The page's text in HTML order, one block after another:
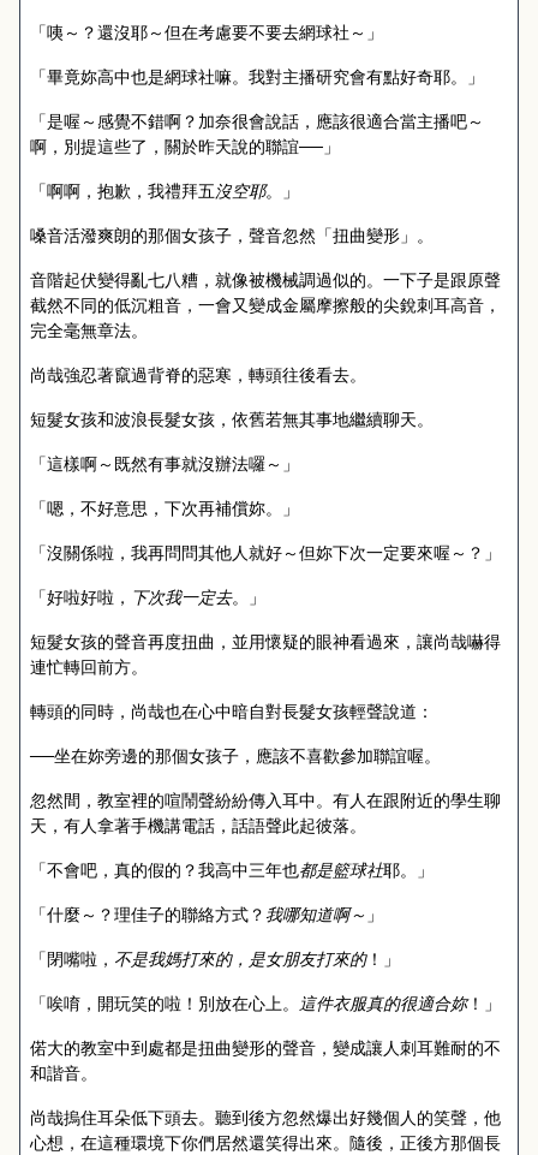
「咦～？還沒耶～但在考慮要不要去網球社～」
「畢竟妳高中也是網球社嘛。我對主播研究會有點好奇耶。」
「是喔～感覺不錯啊？加奈很會說話，應該很適合當主播吧～
啊，別提這些了，關於昨天說的聯誼──」
「啊啊，抱歉，我禮拜五沒空耶。」
嗓音活潑爽朗的那個女孩子，聲音忽然「扭曲變形」。
音階起伏變得亂七八糟，就像被機械調過似的。一下子是跟原聲
截然不同的低沉粗音，一會又變成金屬摩擦般的尖銳刺耳高音，
完全毫無章法。
尚哉強忍著竄過背脊的惡寒，轉頭往後看去。
短髮女孩和波浪長髮女孩，依舊若無其事地繼續聊天。
「這樣啊～既然有事就沒辦法囉～」
「嗯，不好意思，下次再補償妳。」
「沒關係啦，我再問問其他人就好～但妳下次一定要來喔～？」
「好啦好啦， 下次我一定去。」
短髮女孩的聲音再度扭曲，並用懷疑的眼神看過來，讓尚哉嚇得
連忙轉回前方。
轉頭的同時，尚哉也在心中暗自對長髮女孩輕聲說道：
──坐在妳旁邊的那個女孩子，應該不喜歡參加聯誼喔。
忽然間，教室裡的喧鬧聲紛紛傳入耳中。有人在跟附近的學生聊
天，有人拿著手機講電話，話語聲此起彼落。
「不會吧，真的假的？我高中三年也都是籃球社耶。」
「什麼～？理佳子的聯絡方式？ 我哪知道啊～ 」
「閉嘴啦， 不是我媽打來的，是女朋友打來的！」
「唉唷，開玩笑的啦！別放在心上。 這件衣服真的很適合妳！」
偌大的教室中到處都是扭曲變形的聲音，變成讓人刺耳難耐的不
和諧音。
尚哉摀住耳朵低下頭去。聽到後方忽然爆出好幾個人的笑聲，他
心想，在這種環境下你們居然還笑得出來。隨後，正後方那個長